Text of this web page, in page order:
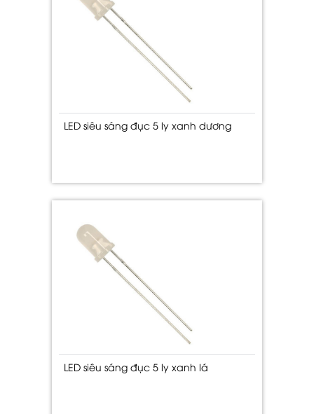
LED siêu sáng đục 5 ly xanh dương
LED siêu sáng đục 5 ly xanh lá